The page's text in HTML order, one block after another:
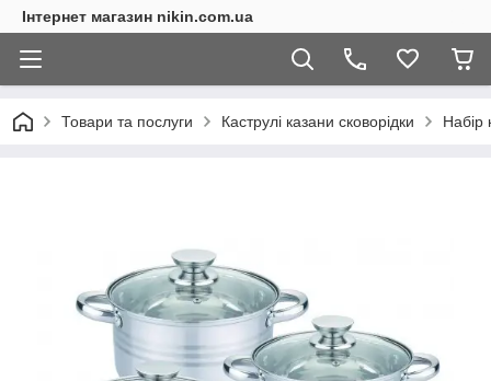
Інтернет магазин nikin.com.ua
Товари та послуги Каструлі казани сковорідки Набір